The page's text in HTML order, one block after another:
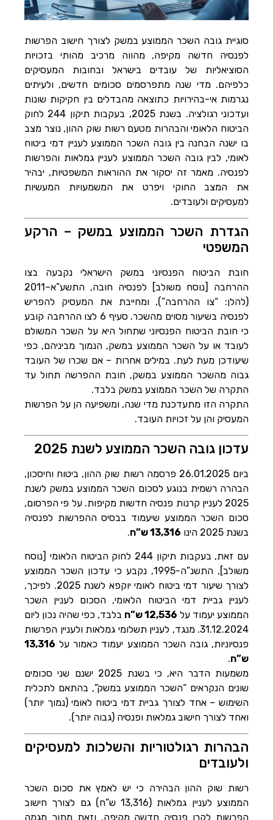
format_underlined הוסף קו תחתון לקישורים
לאפס
כל
האפשרויות
cached
השארת משוב
הצהרת נגישות
סוגיית גובה השכר הממוצע במשק לצורך חישוב הפרשות
לפנסיה חדשה מקיפה, מהווה מרכיב מהותי בזכויות
הסוציאליות של עובדים בישראל ובחובות המעסיקים
כלפיהם. מדי שנה מתפרסמים סכומים חדשים, ולעיתים
נגרמות אי-בהירויות כתוצאה מהבדלים בין חקיקות שונות
ועדכוני רגולציה. בשנת 2025, בעקבות תיקון 244 לחוק
הביטוח הלאומי והבהרות מטעם רשות שוק ההון, נוצר מצב
בו ישנה הבחנה בין גובה השכר הממוצע לעניין דמי ביטוח
לאומי, לבין גובה השכר הממוצע לעניין גמלאות והפרשות
לפנסיה. מאמר זה יסקור את ההוראות המשפטיות, יבהיר
את המצב החוקי ויפרט את המשמעויות המעשיות
למעסיקים ולעובדים.
הגדרת השכר הממוצע במשק – הרקע
המשפטי
חובת הביטוח הפנסיוני במשק הישראלי נקבעה בצו
ההרחבה [נוסח משולב] לפנסיה חובה, התשע”א–2011
(להלן: “צו ההרחבה”), ומחייבת את המעסיק להפריש
לפנסיה בשיעור מסוים מהשכר. סעיף 6 לצו ההרחבה קובע
כי חובת הביטוח הפנסיוני שתחול היא על השכר המשולם
לעובד או על השכר הממוצע במשק, הנמוך מביניהם, כפי
שיעודכן מעת לעת. במילים אחרות – אם שכרו של העובד
גבוה מהשכר הממוצע במשק, חובת ההפרשה תחול עד
התקרה של השכר הממוצע במשק בלבד.
התקרה הזו מתעדכנת מדי שנה, ומשפיעה הן על הפרשות
המעסיק והן על זכויות העובד.
עדכון גובה השכר הממוצע לשנת 2025
ביום 26.01.2025 פרסמה רשות שוק ההון, ביטוח וחיסכון,
הבהרה רשמית בנוגע לסכום השכר הממוצע במשק לשנת
2025 לעניין קרנות פנסיה חדשות מקיפות. על פי הפרסום,
סכום השכר הממוצע שיעמוד בבסיס ההפרשות לפנסיה
בשנת 2025 הינו
13,316 ש”ח .
עם זאת, בעקבות תיקון 244 לחוק הביטוח הלאומי [נוסח
משולב], התשנ”ה-1995, נקבע כי עדכון השכר הממוצע
לצורך שיעור דמי ביטוח לאומי יוקפא לשנת 2025. לפיכך,
לעניין גביית דמי הביטוח הלאומי, הסכום לעניין השכר
הממוצע יעמוד על 12,536 ש”ח
בלבד, כפי שהיה נכון ליום
31.12.2024. מנגד, לעניין תשלומי גמלאות ולעניין הפרשות
פנסיוניות, גובה השכר הממוצע יעמוד כאמור על 13,316
ש”ח.
משמעות הדבר היא, כי בשנת 2025 ישנם שני סכומים
שונים הנקראים “השכר הממוצע במשק”, בהתאם לתכלית
השימוש – אחד לצורך גביית דמי ביטוח לאומי (נמוך יותר)
ואחד לצורך חישוב גמלאות ופנסיה (גבוה יותר).
הבהרות רגולטוריות והשלכות למעסיקים
ולעובדים
רשות שוק ההון הבהירה כי יש לאמץ את סכום השכר
הממוצע לעניין גמלאות (13,316 ש”ח) גם לצורך חישוב
הפרשות לקרן פנסיה חדשה מקיפה, וזאת מתוך מגמה